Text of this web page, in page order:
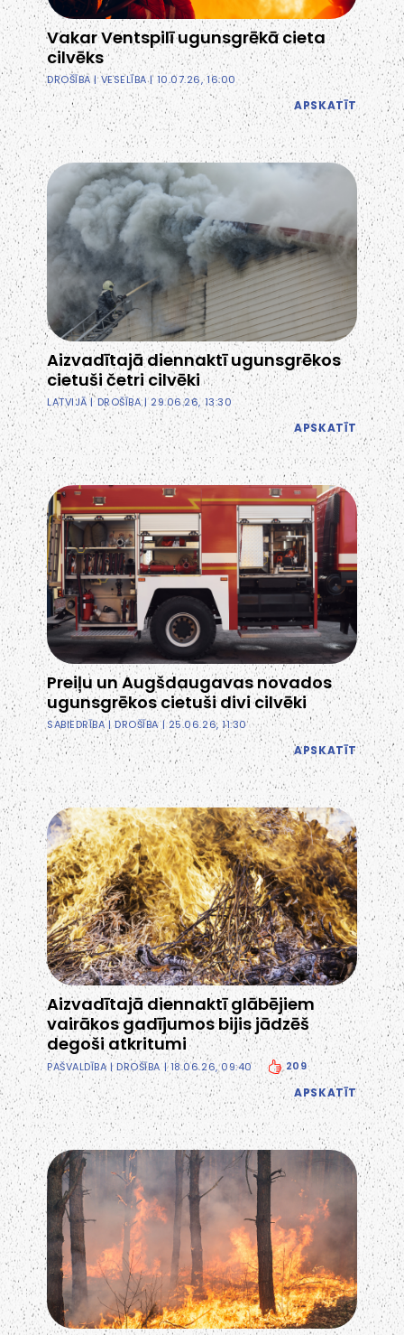
Vakar Ventspilī ugunsgrēkā cieta
cilvēks
DROŠĪBA |VESELĪBA| 10.07.26, 16:00
APSKATĪT
Aizvadītajā diennaktī ugunsgrēkos
cietuši četri cilvēki
LATVIJĀ |DROŠĪBA| 29.06.26, 13:30
APSKATĪT
Preiļu un Augšdaugavas novados
ugunsgrēkos cietuši divi cilvēki
SABIEDRĪBA|DROŠĪBA| 25.06.26, 11:30
APSKATĪT
Aizvadītajā diennaktī glābējiem
vairākos gadījumos bijis jādzēš
degoši atkritumi
PAŠVALDĪBA |DROŠĪBA| 18.06.26, 09:40 209
APSKATĪT